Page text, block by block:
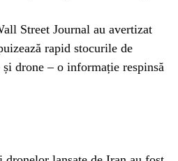
Street Journal au avertizat
rapid stocurile de
drone – o informație respinsă